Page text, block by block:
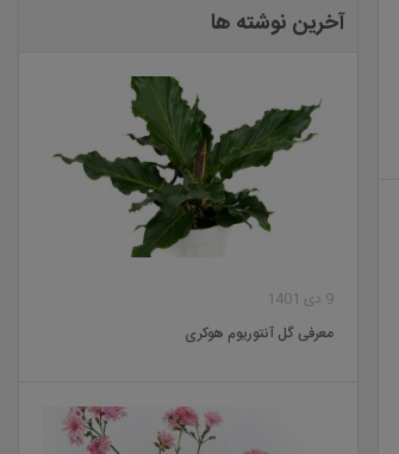
آخرین نوشته ها
9 دی 1401
معرفی گل آنتوریوم هوکری